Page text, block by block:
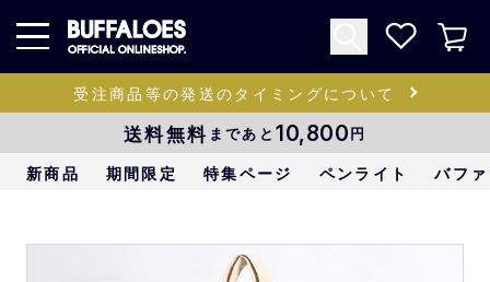
受注商品等の発送のタイミングについて
送料無料 まであと 10,800円
新商品 期間限定 特集ページ ペンライト バフ